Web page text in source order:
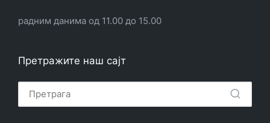
радним данима од 11.00 до 15.00
Претражите наш сајт